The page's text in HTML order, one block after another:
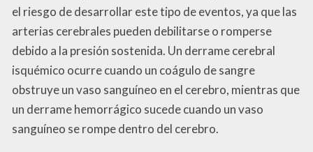
el riesgo de desarrollar este tipo de eventos, ya que las
arterias cerebrales pueden debilitarse o romperse
debido a la presión sostenida. Un derrame cerebral
isquémico ocurre cuando un coágulo de sangre
obstruye un vaso sanguíneo en el cerebro, mientras que
un derrame hemorrágico sucede cuando un vaso
sanguíneo se rompe dentro del cerebro.